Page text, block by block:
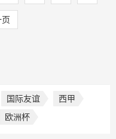
国际友谊
西甲
欧洲杯